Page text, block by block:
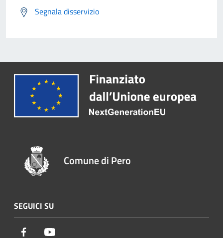
Segnala disservizio
Comune di Pero
SEGUICI SU
Facebook